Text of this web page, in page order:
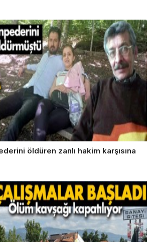
öldüren zanlı hakim karşısına